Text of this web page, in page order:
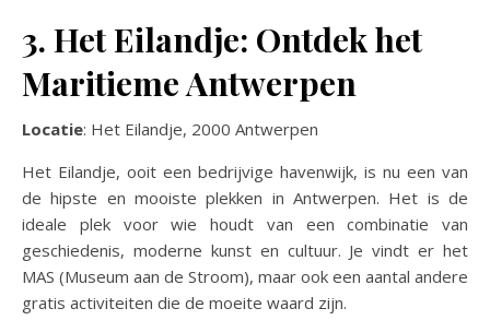
3. Het Eilandje: Ontdek het
Maritieme Antwerpen
Locatie: Het Eilandje, 2000 Antwerpen
Het Eilandje, ooit een bedrijvige havenwijk, is nu een van
de hipste en mooiste plekken in Antwerpen. Het is de
ideale plek voor wie houdt van een combinatie van
geschiedenis, moderne kunst en cultuur. Je vindt er het
MAS (Museum aan de Stroom), maar ook een aantal andere
gratis activiteiten die de moeite waard zijn.